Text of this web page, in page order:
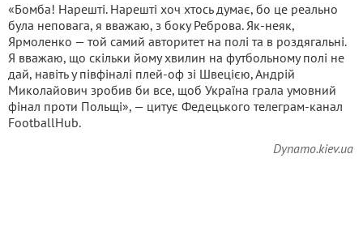
«Бомба! Нарешті. Нарешті хоч хтось думає, бо це реально
була неповага, я вважаю, з боку Реброва. Як-неяк,
Ярмоленко — той самий авторитет на полі та в роздягальні.
Я вважаю, що скільки йому хвилин на футбольному полі не
дай, навіть у півфіналі плей-оф зі Швецією, Андрій
Миколайович зробив би все, щоб Україна грала умовний
фінал проти Польщі», — цитує Федецького телеграм-канал
FootballHub.
Dynamo.kiev.ua